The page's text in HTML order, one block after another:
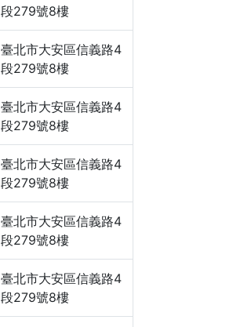
段279號8樓
臺北市大安區信義路4
段279號8樓
臺北市大安區信義路4
段279號8樓
臺北市大安區信義路4
段279號8樓
臺北市大安區信義路4
段279號8樓
臺北市大安區信義路4
段279號8樓